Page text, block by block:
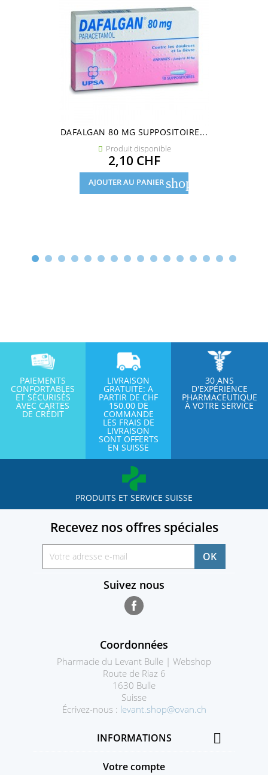
DAFALGAN 80 MG SUPPOSITOIRE...
 Produit disponible
Prix
2,10 CHF
AJOUTER AU PANIER shopping_cart
PAIEMENTS
CONFORTABLES
ET SÉCURISÉS
AVEC CARTES
DE CRÉDIT
LIVRAISON
GRATUITE: A
PARTIR DE CHF
150.00 DE
COMMANDE
LES FRAIS DE
LIVRAISON
SONT OFFERTS
EN SUISSE
30 ANS
D'EXPÉRIENCE
PHARMACEUTIQUE
À VOTRE SERVICE
PRODUITS ET SERVICE SUISSE
Recevez nos offres spéciales
Suivez nous
Coordonnées
Pharmacie du Levant Bulle | Webshop
Route de Riaz 6
1630 Bulle
Suisse
Écrivez-nous : levant.shop@ovan.ch
INFORMATIONS 
Votre compte